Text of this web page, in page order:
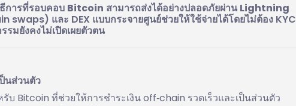
การที่รอบคอบ Bitcoin สามารถส่งได้อย่างปลอดภัยผ่าน Lightning
swaps) และ DEX แบบกระจายศูนย์ช่วยให้ใช้จ่ายได้โดยไม่ต้อง KYC
รมยังคงไม่เปิดเผยตัวตน
นส่วนตัว
บ Bitcoin ที่ช่วยให้การชำระเงิน off‑chain รวดเร็วและเป็นส่วนตัว